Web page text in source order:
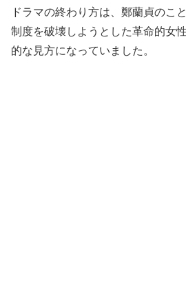
ドラマの終わり方は、鄭蘭貞のこ
制度を破壊しようとした革命的女
的な見方になっていました。